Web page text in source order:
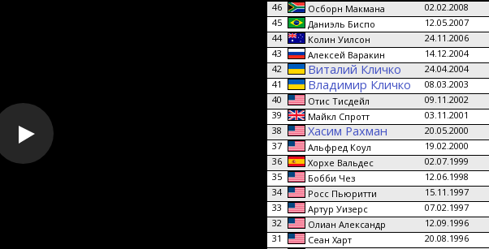
46 Осборн Maкмана 02.02.2008
45
Даниэль Биспо 12.05.2007
44
Колин Уилсон 24.11.2006
43
Алексей Варакин 14.12.2004
42
Виталий Кличко 24.04.2004
41
Владимир Кличко 08.03.2003
40
Отис Тисдейл 09.11.2002
39
Майкл Спротт 03.11.2001
38
Хасим Рахман 20.05.2000
37
Альфред Коул 19.02.2000
36
Хорхе Вальдес 02.07.1999
35
Бобби Чез 12.06.1998
34
Росс Пьюритти 15.11.1997
33
Артур Уизерс 07.02.1997
32
Олиан Александр 12.09.1996
31
Сеан Харт 20.08.1996